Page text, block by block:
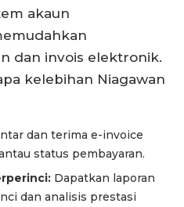
akaun
dan invois elektronik.
kelebihan Niagawan
dan terima e-invoice
status pembayaran.
Dapatkan laporan
dan analisis prestasi